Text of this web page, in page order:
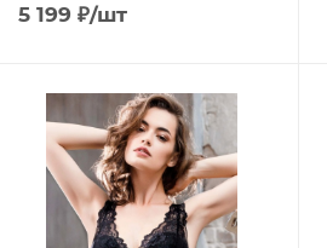
5 199 ₽/шт